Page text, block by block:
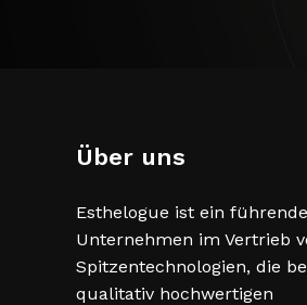
Über uns
Esthelogue ist ein
Unternehmen im Vertrieb
Spitzentechnologien, die
qualitativ hochwertigen